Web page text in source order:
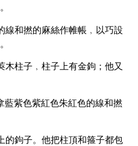
線和撚的麻絲作帷帳﹐以巧設
木柱子﹐柱子上有金鉤；他又
藍紫色紫紅色朱紅色的線和撚
的鉤子。他把柱頂和箍子都包